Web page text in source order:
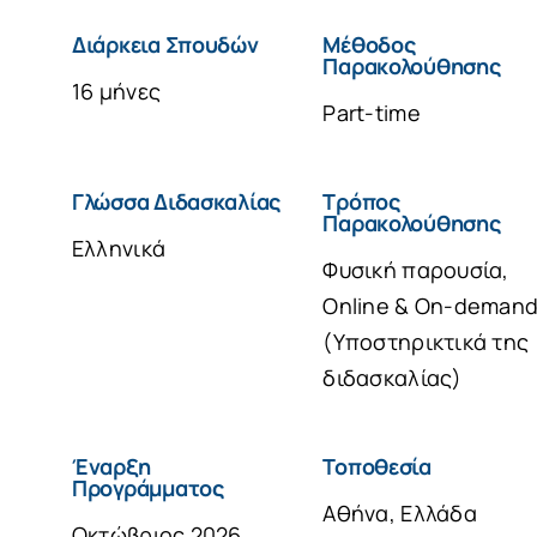
Διάρκεια Σπουδών
16 μήνες
Μέθοδος
Παρακολούθησης
Part-time
Γλώσσα Διδασκαλίας
Ελληνικά
Τρόπος
Παρακολούθησης
Φυσική παρουσία,
Online & On-
(Υποστηρικτικά της
διδασκαλίας)
Έναρξη
Προγράμματος
Τοποθεσία
Αθήνα, Ελλάδα